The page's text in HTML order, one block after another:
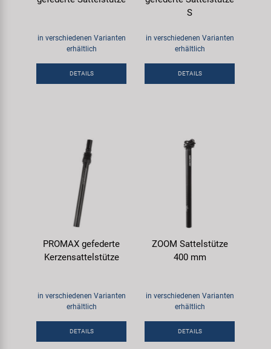
in verschiedenen Varianten
erhältlich
DETAILS
S
in verschiedenen Varianten
erhältlich
DETAILS
PROMAX gefederte
Kerzensattelstütze
in verschiedenen Varianten
erhältlich
DETAILS
ZOOM Sattelstütze
400 mm
in verschiedenen Varianten
erhältlich
DETAILS